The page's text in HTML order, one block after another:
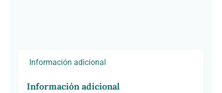
Información adicional
Información adicional